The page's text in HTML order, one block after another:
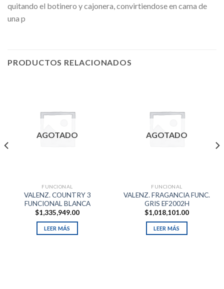
quitando el botinero y cajonera, convirtiendose en cama de
una p
PRODUCTOS RELACIONADOS
AGOTADO
FUNCIONAL
VALENZ. COUNTRY 3
FUNCIONAL BLANCA
$1,335,949.00
LEER MÁS
AGOTADO
FUNCIONAL
VALENZ. FRAGANCIA FUNC.
GRIS EF2002H
$1,018,101.00
LEER MÁS